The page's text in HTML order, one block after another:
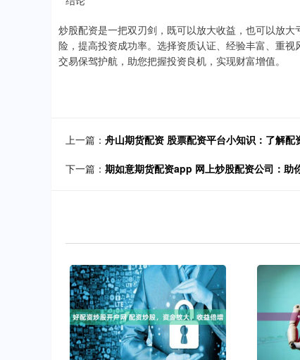
炒股配资是一把双刃剑，既可以放大收益，也可以放
险，提高投资成功率。选择资质认证、经验丰富、重
交易保驾护航，助您把握投资良机，实现财富增值。
上一篇： 舟山期货配资 股票配资平台小知识：了解配
下一篇： 期如意期货配资app 网上炒股配资公司：助